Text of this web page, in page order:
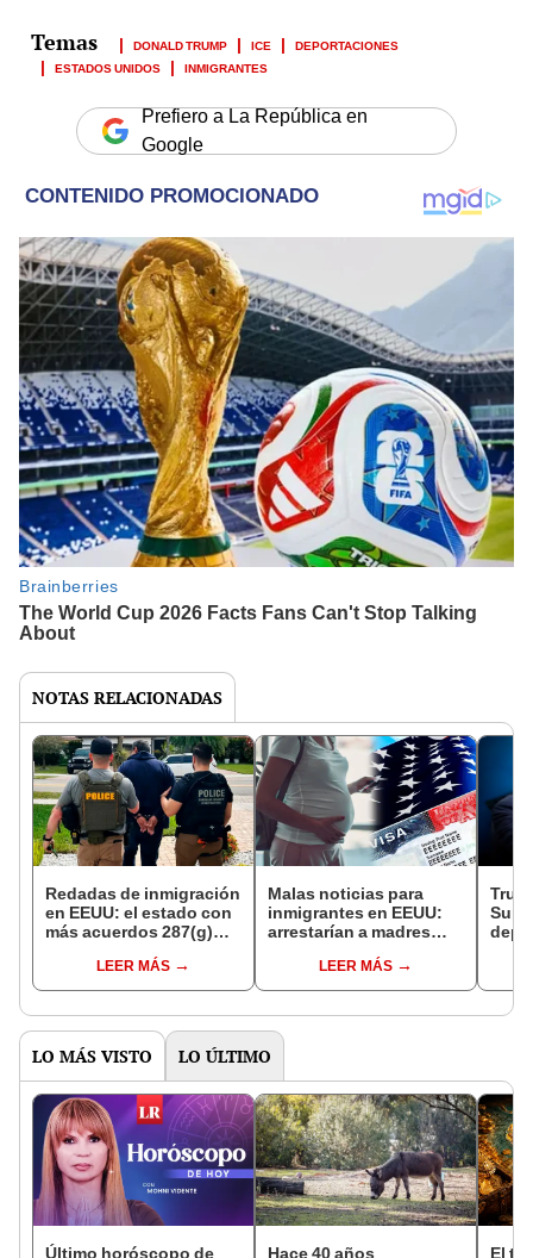
DONALD TRUMP ICE
DEPORTACIONES
ESTADOS UNIDOS
INMIGRANTES
Prefiero a La República en
Google
NOTAS RELACIONADAS
Redadas de inmigración
en EEUU: el estado con
más acuerdos 287(g)
con ICE en la detención
de inmigrantes
LEER MÁS
Malas noticias para
inmigrantes en EEUU:
arrestarían a madres
viajar y dar a luz en el
país, según ley
LEER MÁS
LO MÁS VISTO LO ÚLTIMO
Último horóscopo de
Hace 40 años
El